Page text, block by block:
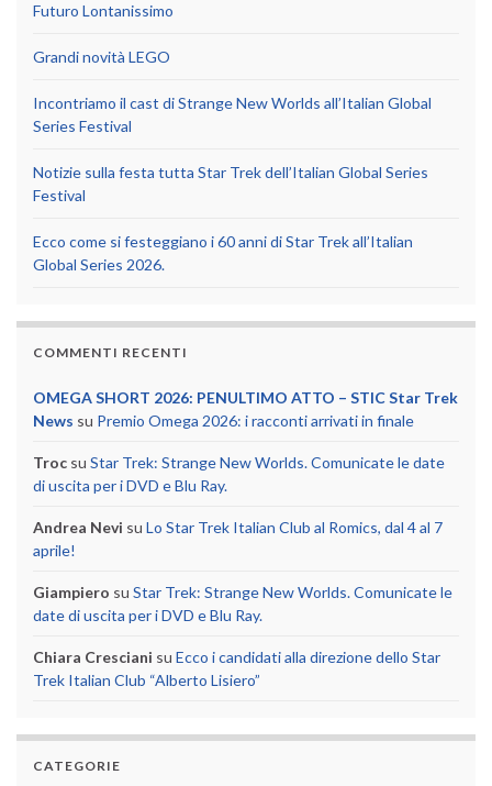
Futuro Lontanissimo
Grandi novità LEGO
Incontriamo il cast di Strange New Worlds all’Italian Global
Series Festival
Notizie sulla festa tutta Star Trek dell’Italian Global Series
Festival
Ecco come si festeggiano i 60 anni di Star Trek all’Italian
Global Series 2026.
COMMENTI RECENTI
OMEGA SHORT 2026: PENULTIMO ATTO – STIC Star Trek
News su Premio Omega 2026: i racconti arrivati in finale
Troc su Star Trek: Strange New Worlds. Comunicate le date
di uscita per i DVD e Blu Ray.
Andrea Nevi su Lo Star Trek Italian Club al Romics, dal 4 al 7
aprile!
Giampiero su Star Trek: Strange New Worlds. Comunicate le
date di uscita per i DVD e Blu Ray.
Chiara Cresciani su Ecco i candidati alla direzione dello Star
Trek Italian Club “Alberto Lisiero”
CATEGORIE